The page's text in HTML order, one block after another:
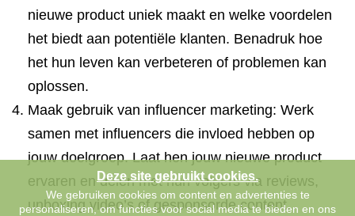
nieuwe product uniek maakt en welke voordelen
het biedt aan potentiële klanten. Benadruk hoe
het hun leven kan verbeteren of problemen kan
oplossen.
Maak gebruik van influencer marketing: Werk
samen met influencers die invloed hebben op
jouw doelgroep. Laat hen jouw nieuwe product
ervaren en delen met hun volgers via reviews,
unboxing video’s of gesponsorde content.
Deze site gebruikt cookies.
We gebruiken cookies om content en advertenties te
personaliseren, om functies voor social media te bieden en ons